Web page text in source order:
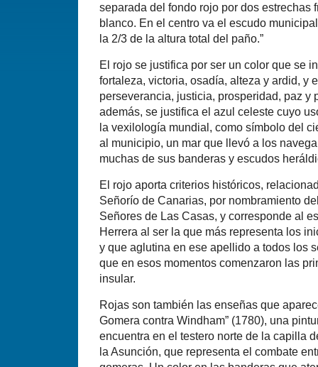
separada del fondo rojo por dos estrechas
blanco. En el centro va el escudo
la 2/3 de la altura total del paño.”
El rojo se justifica por ser un color que se
fortaleza, victoria, osadía, alteza y ardid, y
perseverancia, justicia, prosperidad, paz y
además, se justifica el azul celeste cuyo
la vexilología mundial, como símbolo del
al municipio, un mar que llevó a los
muchas de sus banderas y escudos
El rojo aporta criterios históricos,
Señorío de Canarias, por nombramiento
Señores de Las Casas, y corresponde al
Herrera al ser la que más representa los
y que aglutina en ese apellido a todos los
que en esos momentos comenzaron las
insular.
Rojas son también las enseñas que
Gomera contra Windham” (1780), una
encuentra en el testero norte de la capilla
la Asunción, que representa el combate